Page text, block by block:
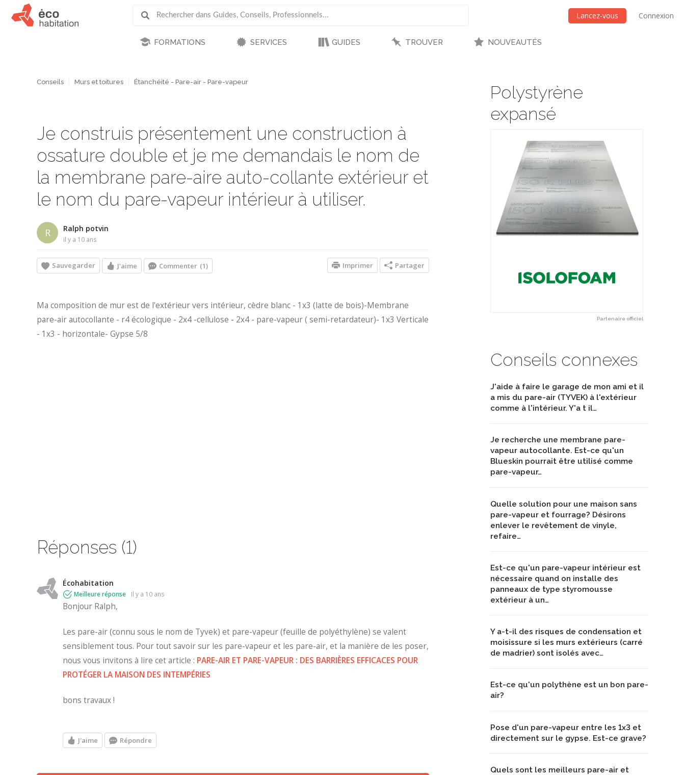
Lancez-vous Connexion
FORMATIONS SERVICES GUIDES TROUVER NOUVEAUTÉS
Polystyrène
expansé
Partenaire officiel
Conseils connexes
J'aide à faire le garage de mon ami et il
a mis du pare-air (TYVEK) à l'extérieur
comme à l'intérieur. Y'a t il…
Je recherche une membrane pare-
vapeur autocollante. Est-ce qu'un
Blueskin pourrait être utilisé comme
pare-vapeur…
Quelle solution pour une maison sans
pare-vapeur et fourrage? Désirons
enlever le revêtement de vinyle,
refaire…
Est-ce qu'un pare-vapeur intérieur est
nécessaire quand on installe des
panneaux de type styromousse
extérieur à un…
Y a-t-il des risques de condensation et
moisissure si les murs extérieurs (carré
de madrier) sont isolés avec…
Est-ce qu'un polythène est un bon pare-
air?
Pose d'un pare-vapeur entre les 1x3 et
directement sur le gypse. Est-ce grave?
Quels sont les meilleurs pare-air et
Conseils Murs et toitures Étanchéité - Pare-air - Pare-vapeur
Je construis présentement une construction à
ossature double et je me demandais le nom de
la membrane pare-aire auto-collante extérieur et
le nom du pare-vapeur intérieur à utiliser.
R Ralph potvin
il y a 10 ans
Sauvegarder J'aime Commenter (1) Partager
Imprimer
Ma composition de mur est de l'extérieur vers intérieur, cèdre blanc - 1x3 (latte de bois)-Membrane
pare-air autocollante - r4 écologique - 2x4 -cellulose - 2x4 - pare-vapeur ( semi-retardateur)- 1x3 Verticale
- 1x3 - horizontale- Gypse 5/8
Réponses (1)
Écohabitation
Meilleure réponse il y a 10 ans
Bonjour Ralph,
Les pare-air (connu sous le nom de Tyvek) et pare-vapeur (feuille de polyéthylène) se valent
sensiblement tous. Pour tout savoir sur les pare-vapeur et les pare-air, et la manière de les poser,
nous vous invitons à lire cet article : PARE-AIR ET PARE-VAPEUR : DES BARRIÈRES EFFICACES POUR
PROTÉGER LA MAISON DES INTEMPÉRIES
bons travaux !
J'aime Répondre